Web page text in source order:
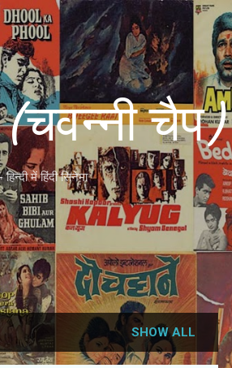
चैप)
में हिंदी सिनेमा
SHOW ALL